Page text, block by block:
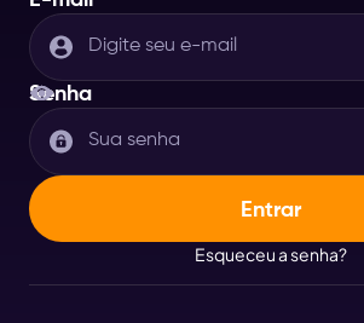
Senha
Esqueceu a senha?